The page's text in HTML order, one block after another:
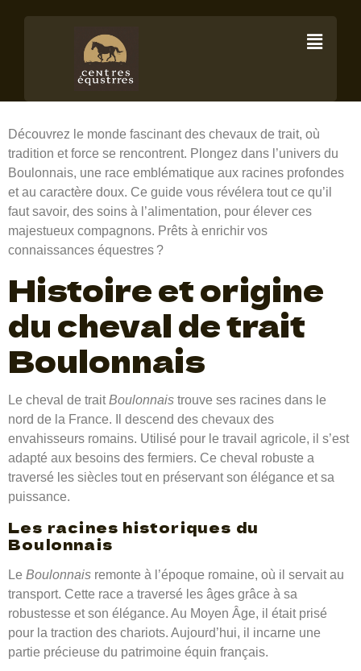
Cheval de trait
Boulonnais
Découvrez le monde fascinant des chevaux de trait, où
tradition et force se rencontrent. Plongez dans l’univers du
Boulonnais, une race emblématique aux racines profondes
et au caractère doux. Ce guide vous révélera tout ce qu’il
faut savoir, des soins à l’alimentation, pour élever ces
majestueux compagnons. Prêts à enrichir vos
connaissances équestres ?
Histoire et origine
du cheval de trait
Boulonnais
Le cheval de traitBoulonnais trouve ses racines dans le
nord de la France. Il descend des chevaux des
envahisseurs romains. Utilisé pour le travail agricole, il s’est
adapté aux besoins des fermiers. Ce cheval robuste a
traversé les siècles tout en préservant son élégance et sa
puissance.
Les racines historiques du
Boulonnais
Le Boulonnais remonte à l’époque romaine, où il servait au
transport. Cette race a traversé les âges grâce à sa
robustesse et son élégance. Au Moyen Âge, il était prisé
pour la traction des chariots. Aujourd’hui, il incarne une
partie précieuse du patrimoine équin français.